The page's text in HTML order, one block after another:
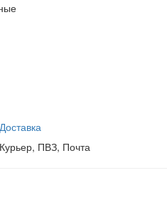
Доставка
Курьер, ПВЗ, Почта